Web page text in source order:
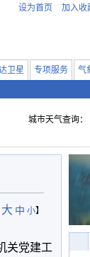
设为首页 加入收
卫星 专项服务 气
城市天气查询：
大 中 小】
关党建工